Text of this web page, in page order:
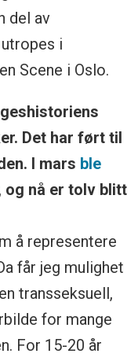
del av
i
Scene i Oslo.
Det har ført til
I mars ble
og nå er tolv blitt
å representere
får jeg mulighet
transseksuell,
for mange
For 15-20 år